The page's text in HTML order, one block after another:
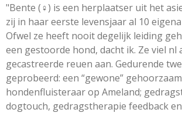
"Bente (♀) is een herplaatser uit het
zij in haar eerste levensjaar al 10
Ofwel ze heeft nooit degelijk leiding
een gestoorde hond, dacht ik. Ze viel nl
gecastreerde reuen aan. Gedurende
geprobeerd: een “gewone”
hondenfluisteraar op Ameland;
dogtouch, gedragstherapie feedback